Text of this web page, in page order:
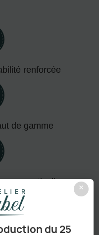
×
du 25
renforcée
de gamme
aux particuliers